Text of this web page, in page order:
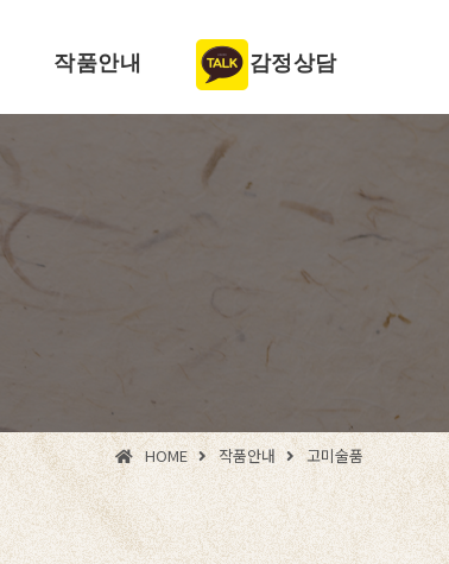
작품안내 감정상담
HOME 작품안내 고미술품